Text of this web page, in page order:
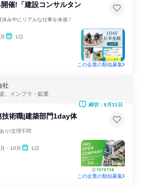
開催!「建設コンサルタン
休み中にリアルな仕事を体感！
1日
この企業の類似募集
社
、インフラ・鉱業
技術職|建築部門1day体
り/文理不問
・10月 1日
締切：8月31日
この企業の類似募集